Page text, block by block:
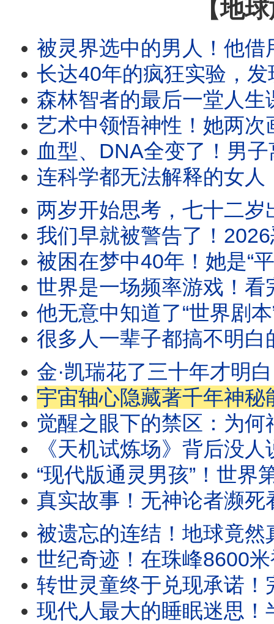
【地
被灵界选中的男人！他借用双
长达40年的疯狂实验，发现了在
森林智者的最后一堂人生课：这是
艺术中领悟神性！她两次画出耶稣真实容
血型、DNA全变了！男子离世后回不来，
连科学都无法解释的女人！
两岁开始思考，七十二岁出家，
我们早就被警告了！2026恶
被困在梦中40年！她是“平行
世界是一场频率游戏！看完这
他无意中知道了“世界剧本”？！在
很多人一辈子都搞不明白的真相
金·凯瑞花了三十年才明白：原来
宇宙轴心隐藏著千年神秘能量
觉醒之眼下的禁区：为何神“
《天机试炼场》背后没人说的真相！
“现代版通灵男孩”！世界第一能量
真实故事！无神论者濒死看见自己“亲手
被遗忘的连结！地球竟然真的是
世纪奇迹！在珠峰8600米被宣布离世，
转世灵童终于兑现承诺！完
现代人最大的睡眠迷思！半夜醒来